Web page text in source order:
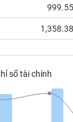
999.55
1,358.38
số tài chính